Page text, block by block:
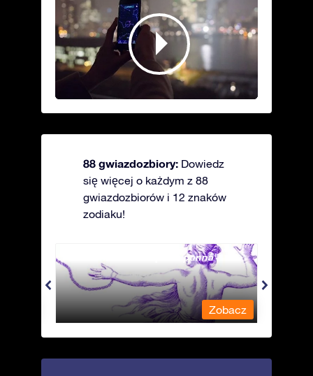
88 gwiazdozbiory: Dowiedz
się więcej o każdym z 88
gwiazdozbiorów i 12 znaków
zodiaku!
Andromeda - Związana panna
Zobacz